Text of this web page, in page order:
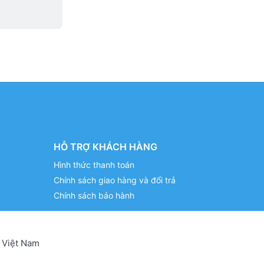
HỖ TRỢ KHÁCH HÀNG
Hình thức thanh toán
Chính sách giao hàng và đổi trả
Chính sách bảo hành
Nam